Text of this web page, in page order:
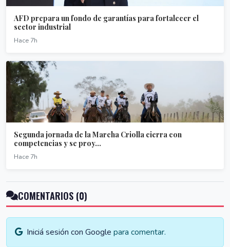
AFD prepara un fondo de garantías para fortalecer el
sector industrial
Hace 7h
Segunda jornada de la Marcha Criolla cierra con
competencias y se proy...
Hace 7h
COMENTARIOS (0)
Iniciá sesión con Google para comentar.